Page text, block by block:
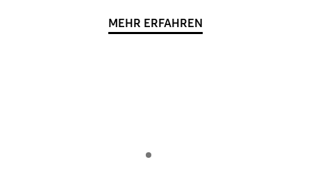
MEHR ERFAHREN